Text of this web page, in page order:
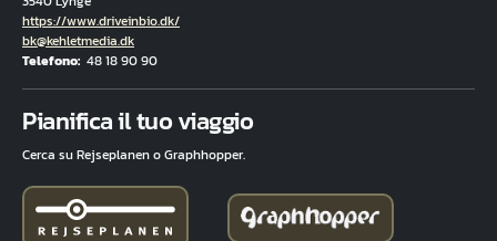
Hjemmeside
https://www.driveinbio.dk/
E-mail
bk@kehletmedia.dk
Telefono 48 18 90 90
Pianifica il tuo viaggio
Cerca su Rejseplanen o Graphhopper.